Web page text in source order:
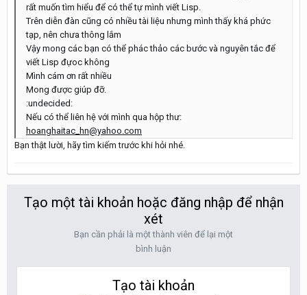
rất muốn tìm hiểu để có thể tự mình viết Lisp.
Trên diễn đàn cũng có nhiều tài liệu nhưng mình thấy khá phức
tạp, nên chưa thông lắm
Vậy mong các bạn có thể phác thảo các bước và nguyên tắc để
viết Lisp đựoc không
Mình cám ơn rất nhiều
Mong được giúp đỡ.
:undecided:
Nếu có thể liên hệ với mình qua hộp thư:
hoanghaitac_hn@yahoo.com
Bạn thật lười, hãy tìm kiếm trước khi hỏi nhé.
Tạo một tài khoản hoặc đăng nhập để nhận
xét
Bạn cần phải là một thành viên để lại một
bình luận
Tạo tài khoản